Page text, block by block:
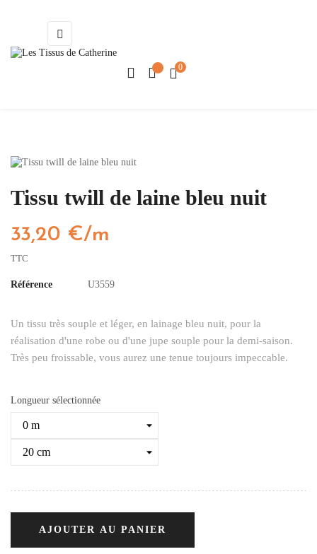
Basculer
la
navigation
☰
0
Tissu twill de laine bleu nuit
33,20 €/m
TTC
Référence U3559
Un tissu très souple et léger, en lainage bleu nuit, pour la
réalisation d'une robe ou d'une jupe souple pour la demi-saison.
Très peu froissable, vous aurez une tenue toujours impeccable.
Longueur sélectionnée
AJOUTER AU PANIER